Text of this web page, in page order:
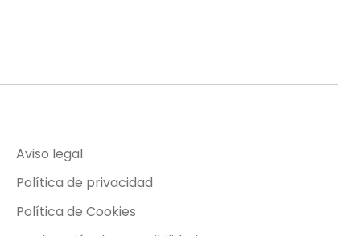
Aviso legal
Política de privacidad
Política de Cookies